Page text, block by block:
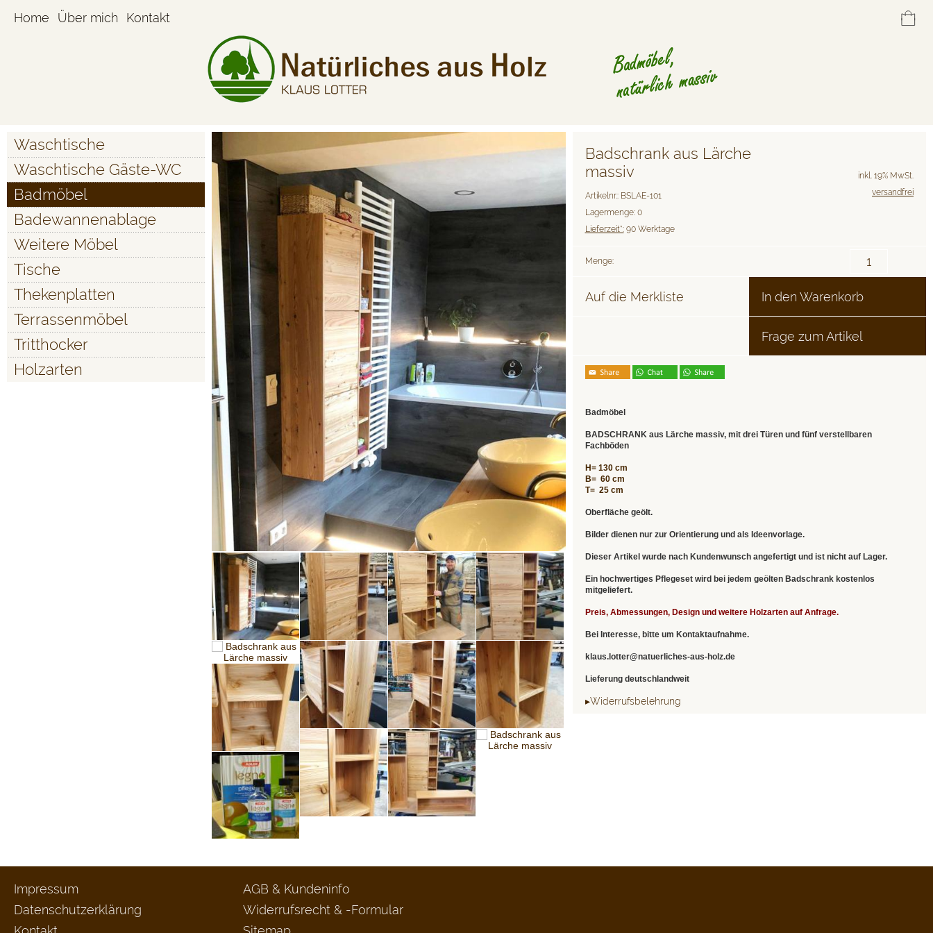
Home Über mich Kontakt
Waschtische
Waschtische Gäste-WC
Badmöbel
Badewannenablage
Weitere Möbel
Tische
Thekenplatten
Terrassenmöbel
Tritthocker
Holzarten
Badschrank aus Lärche
massiv
Artikelnr.: BSLAE-101
Lagermenge: 0
Lieferzeit*:90 Werktage
inkl. 19% MwSt.
versandfrei
Menge:
Auf die Merkliste In den Warenkorb
Frage zum Artikel
Badmöbel
BADSCHRANKaus Lärche massiv, mit drei Türen und fünf verstellbaren
Fachböden
H= 130 cm
B= 60 cm
T= 25 cm
Oberfläche geölt.
Bilder dienen nur zur Orientierung und als Ideenvorlage.
Dieser Artikel wurde nach Kundenwunsch angefertigt und ist nicht auf Lager.
Ein hochwertiges Pflegeset wird bei jedem geölten Badschrank kostenlos
mitgeliefert.
Preis, Abmessungen, Design und weitere Holzarten auf Anfrage.
Bei Interesse, bitte um Kontaktaufnahme.
klaus.lotter@natuerliches-aus-holz.de
Lieferung deutschlandweit
▸Widerrufsbelehrung
Impressum
Datenschutzerklärung
AGB & Kundeninfo
Widerrufsrecht & -Formular